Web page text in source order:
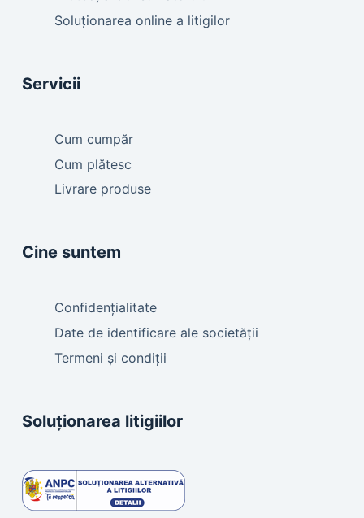
Soluționarea online a litigilor
Servicii
Cum cumpăr
Cum plătesc
Livrare produse
Cine suntem
Confidențialitate
Date de identificare ale societății
Termeni și condiții
Soluționarea litigiilor